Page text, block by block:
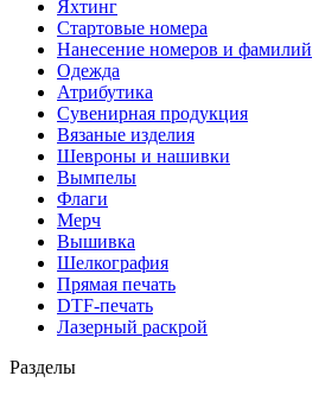
Яхтинг
Стартовые номера
Нанесение номеров и фамилий
Одежда
Атрибутика
Сувенирная продукция
Вязаные изделия
Шевроны и нашивки
Вымпелы
Флаги
Мерч
Вышивка
Шелкография
Прямая печать
DTF-печать
Лазерный раскрой
Разделы